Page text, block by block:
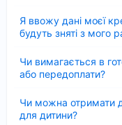
Я ввожу дані моєї
будуть зняті з мого
Чи вимагається в
або передоплати?
Чи можна отримати
для дитини?